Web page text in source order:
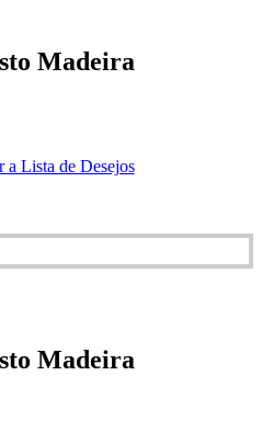
Madeira
a Lista de Desejos
Madeira